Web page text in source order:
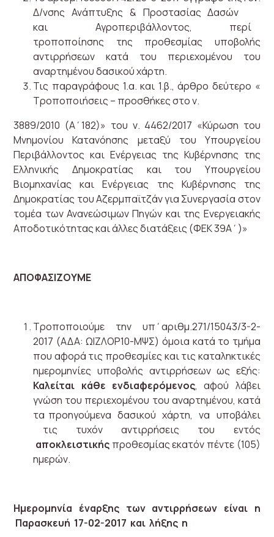
Δ/νσης Ανάπτυξης & Προστασίας Δασών
και Αγροπεριβάλλοντος, περί
τροποποίησης της προθεσμίας υποβολής
αντιρρήσεων κατά του περιεχομένου του
αναρτημένου δασικού χάρτη.
Τις παραγράφους 1.α. και 1.β., άρθρο δεύτερο «
Τροποποιήσεις – προσθήκες στο ν.
3889/2010 (Α΄182)» του ν. 4462/2017 «Κύρωση του
Μνημονίου Κατανόησης μεταξύ του Υπουργείου
Περιβάλλοντος και Ενέργειας της Κυβέρνησης της
Ελληνικής Δημοκρατίας και του Υπουργείου
Βιομηχανίας και Ενέργειας της Κυβέρνησης της
Δημοκρατίας του Αζερμπαϊτζάν για Συνεργασία στον
τομέα των Ανανεώσιμων Πηγών και της Ενεργειακής
Αποδοτικότητας και άλλες διατάξεις (ΦΕΚ 39Α΄)»
ΑΠΟΦΑΣΙΖΟΥΜΕ
Τροποποιούμε την υπ΄αριθμ.271/15043/3-2-
2017 (ΑΔΑ: ΩΙΖΛΟΡ10-ΜΨΣ) όμοια κατά το τμήμα
που αφορά τις προθεσμίες και τις καταληκτικές
ημερομηνίες υποβολής αντιρρήσεων ως εξής:
Καλείται κάθε ενδιαφερόμενος, αφού λάβει
γνώση του περιεχομένου του αναρτημένου, κατά
τα προηγούμενα δασικού χάρτη, να υποβάλει
τις τυχόν αντιρρήσεις του εντός
αποκλειστικής προθεσμίας εκατόν πέντε (105)
ημερών.
Ημερομηνία έναρξης των αντιρρήσεων είναι η
Παρασκευή 17-02-2017 και λήξης η